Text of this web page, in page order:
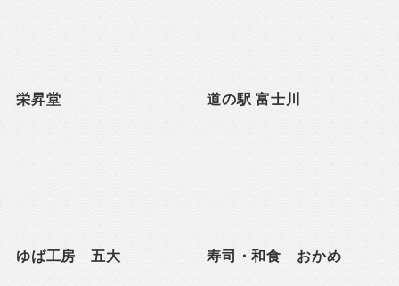
栄昇堂 道の駅 富士川
ゆば工房 五大 寿司・和食 おかめ